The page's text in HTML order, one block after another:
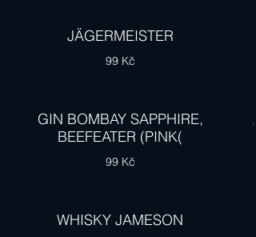
JÄGERMEISTER
99 Kč
GIN BOMBAY SAPPHIRE,
BEEFEATER (PINK(
99 Kč
WHISKY JAMESON